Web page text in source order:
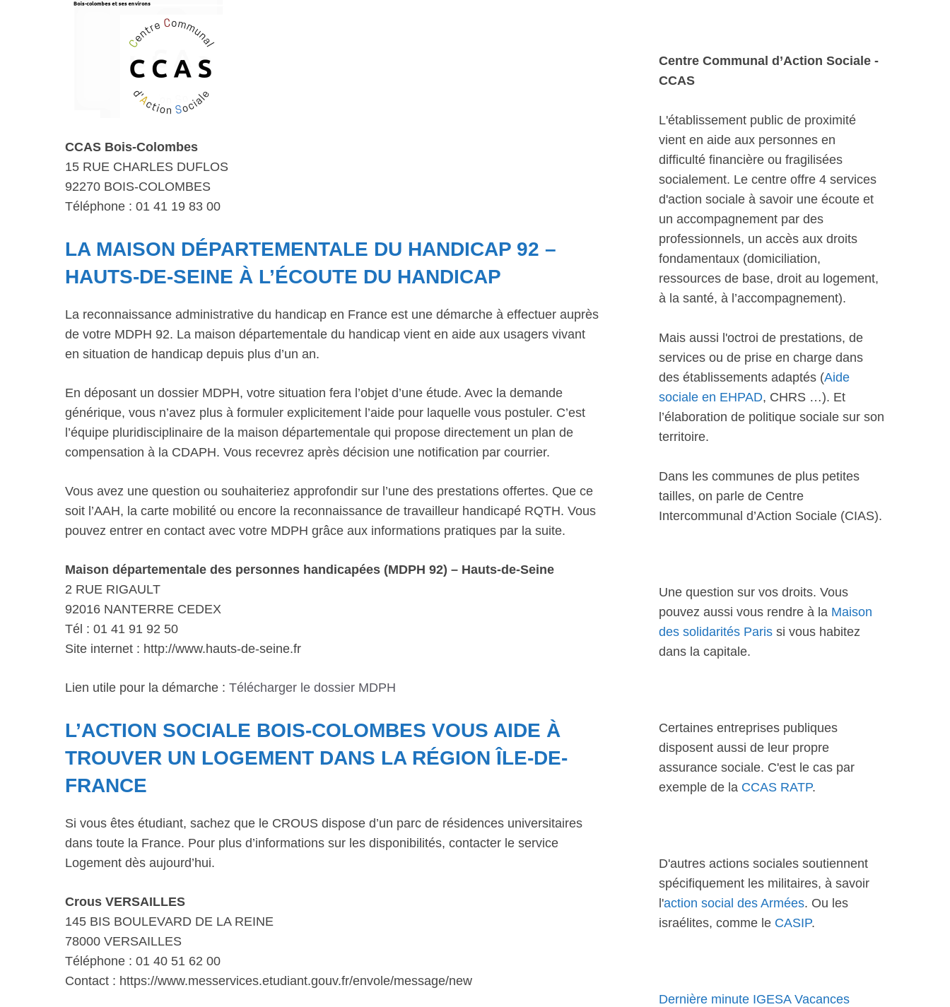
CCAS Bois-Colombes
15 RUE CHARLES DUFLOS
92270 BOIS-COLOMBES
Téléphone : 01 41 19 83 00
LA MAISON DÉPARTEMENTALE DU HANDICAP 92 –
HAUTS-DE-SEINE À L’ÉCOUTE DU HANDICAP
La reconnaissance administrative du handicap en France est une démarche à effectuer auprès
de votre MDPH 92. La maison départementale du handicap vient en aide aux usagers vivant
en situation de handicap depuis plus d’un an.
En déposant un dossier MDPH, votre situation fera l’objet d’une étude. Avec la demande
générique, vous n’avez plus à formuler explicitement l’aide pour laquelle vous postuler. C’est
l’équipe pluridisciplinaire de la maison départementale qui propose directement un plan de
compensation à la CDAPH. Vous recevrez après décision une notification par courrier.
Vous avez une question ou souhaiteriez approfondir sur l’une des prestations offertes. Que ce
soit l’AAH, la carte mobilité ou encore la reconnaissance de travailleur handicapé RQTH. Vous
pouvez entrer en contact avec votre MDPH grâce aux informations pratiques par la suite.
Maison départementale des personnes handicapées (MDPH 92) – Hauts-de-Seine
2 RUE RIGAULT
92016 NANTERRE CEDEX
Tél : 01 41 91 92 50
Site internet : http://www.hauts-de-seine.fr
Lien utile pour la démarche : Télécharger le dossier MDPH
L’ACTION SOCIALE BOIS-COLOMBES VOUS AIDE À
TROUVER UN LOGEMENT DANS LA RÉGION ÎLE-DE-
FRANCE
Si vous êtes étudiant, sachez que le CROUS dispose d’un parc de résidences universitaires
dans toute la France. Pour plus d’informations sur les disponibilités, contacter le service
Logement dès aujourd’hui.
Crous VERSAILLES
145 BIS BOULEVARD DE LA REINE
78000 VERSAILLES
Téléphone : 01 40 51 62 00
Contact : https://www.messervices.etudiant.gouv.fr/envole/message/new
Centre Communal d’Action Sociale -
CCAS
L'établissement public de proximité
vient en aide aux personnes en
difficulté financière ou fragilisées
socialement. Le centre offre 4 services
d'action sociale à savoir une écoute et
un accompagnement par des
professionnels, un accès aux droits
fondamentaux (domiciliation,
ressources de base, droit au logement,
à la santé, à l’accompagnement).
Mais aussi l'octroi de prestations, de
services ou de prise en charge dans
des établissements adaptés (Aide
sociale en EHPAD, CHRS …). Et
l’élaboration de politique sociale sur son
territoire.
Dans les communes de plus petites
tailles, on parle de Centre
Intercommunal d’Action Sociale (CIAS).
Une question sur vos droits. Vous
pouvez aussi vous rendre à la Maison
des solidarités Paris si vous habitez
dans la capitale.
Certaines entreprises publiques
disposent aussi de leur propre
assurance sociale. C'est le cas par
exemple de la CCAS RATP.
D'autres actions sociales soutiennent
spécifiquement les militaires, à savoir
l'action social des Armées. Ou les
israélites, comme le CASIP.
Dernière minute IGESA Vacances